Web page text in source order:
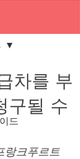
드
차를 부
구될 수
랑크푸르트